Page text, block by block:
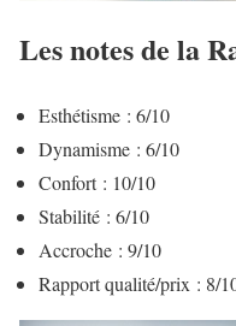
Les notes de la
Esthétisme : 6/10
Dynamisme : 6/10
Confort : 10/10
Stabilité : 6/10
Accroche : 9/10
Rapport qualité/prix : 8/